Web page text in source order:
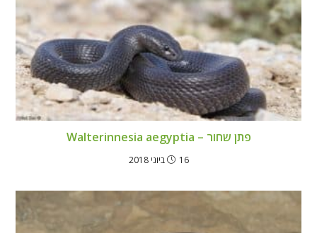
פתן שחור – Walterinnesia aegyptia
16 ביוני 2018